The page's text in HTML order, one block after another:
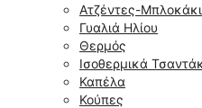
Ατζέντες-
Γυαλιά Ηλίου
Θερμός
Ισοθερμικά
Καπέλα
Κούπες